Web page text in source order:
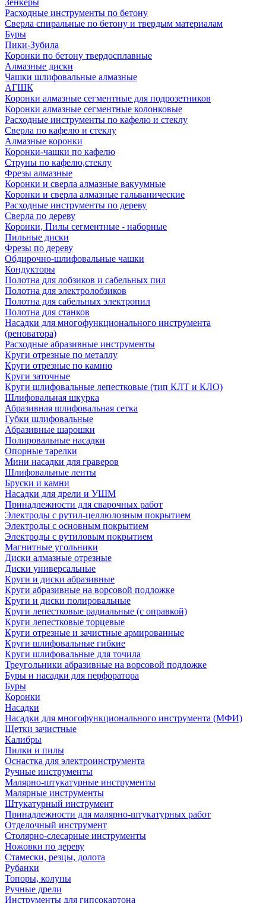
Зенкеры
Расходные инструменты по бетону
Сверла спиральные по бетону и твердым материалам
Буры
Пики-Зубила
Коронки по бетону твердосплавные
Алмазные диски
Чашки шлифовальные алмазные
АГШК
Коронки алмазные сегментные для подрозетников
Коронки алмазные сегментные колонковые
Расходные инструменты по кафелю и стеклу
Сверла по кафелю и стеклу
Алмазные коронки
Коронки-чашки по кафелю
Струны по кафелю,стеклу
Фрезы алмазные
Коронки и сверла алмазные вакуумные
Коронки и сверла алмазные гальванические
Расходные инструменты по дереву
Сверла по дереву
Коронки, Пилы сегментные - наборные
Пильные диски
Фрезы по дереву
Обдирочно-шлифовальные чашки
Кондукторы
Полотна для лобзиков и сабельных пил
Полотна для электролобзиков
Полотна для сабельных электропил
Полотна для станков
Насадки для многофункционального инструмента
(реноватора)
Расходные абразивные инструменты
Круги отрезные по металлу
Круги отрезные по камню
Круги заточные
Круги шлифовальные лепестковые (тип КЛТ и КЛО)
Шлифовальная шкурка
Абразивная шлифовальная сетка
Губки шлифовальные
Абразивные шарошки
Полировальные насадки
Опорные тарелки
Мини насадки для граверов
Шлифовальные ленты
Бруски и камни
Насадки для дрели и УШМ
Принадлежности для сварочных работ
Электроды с рутил-целлюлозным покрытием
Электроды с основным покрытием
Электроды с рутиловым покрытием
Магнитные угольники
Диски алмазные отрезные
Диски универсальные
Круги и диски абразивные
Круги абразивные на ворсовой подложке
Круги и диски полировальные
Круги лепестковые радиальные (с оправкой)
Круги лепестковые торцевые
Круги отрезные и зачистные армированные
Круги шлифовальные гибкие
Круги шлифовальные для точила
Треугольники абразивные на ворсовой подложке
Буры и насадки для перфоратора
Буры
Коронки
Насадки
Насадки для многофункционального инструмента (МФИ)
Щетки зачистные
Калибры
Пилки и пилы
Оснастка для электроинструмента
Ручные инструменты
Малярно-штукатурные инструменты
Малярные инструменты
Штукатурный инструмент
Принадлежности для малярно-штукатурных работ
Отделочный инструмент
Столярно-слесарные инструменты
Ножовки по дереву
Стамески, резцы, долота
Рубанки
Топоры, колуны
Ручные дрели
Инструменты для гипсокартона